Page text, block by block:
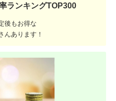
ランキングTOP300
後もお得な
んあります！